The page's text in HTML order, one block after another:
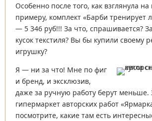
Особенно после того, как взглянула
примеру, комплект «Барби тренирует
— 5 346 руб!!! За что, спрашивается?
кусок текстиля? Вы бы купили своему
игрушку?
Я — ни за что! Мне по фиг
и бренд, и эксклюзив,
даже за ручную работу берут меньше.
гипермаркет авторских работ
посмотрите, какие там есть